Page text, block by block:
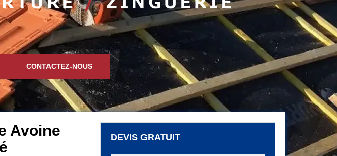
CONTACTEZ-NOUS
Avoine
DEVIS GRATUIT